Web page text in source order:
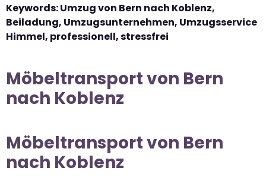
Keywords: Umzug von Bern nach Koblenz,
Beiladung, Umzugsunternehmen, Umzugsservice
Himmel, professionell, stressfrei
Möbeltransport von Bern
nach Koblenz
Möbeltransport von Bern
nach Koblenz